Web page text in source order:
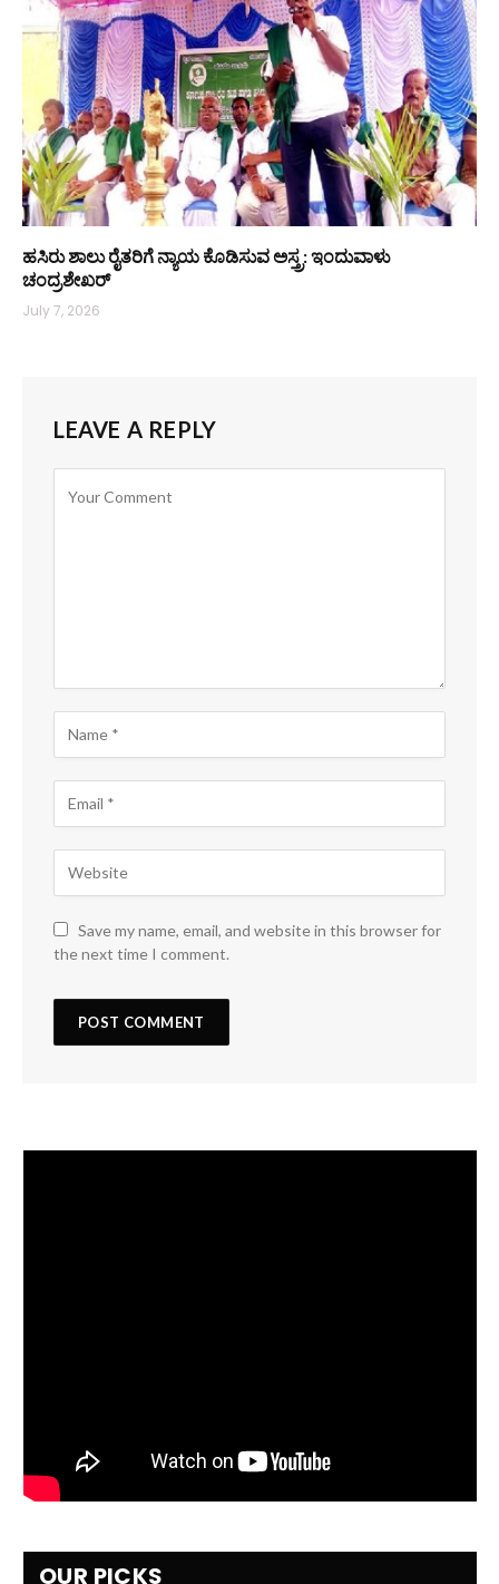
ಹಸಿರು ಶಾಲು ರೈತರಿಗೆ ನ್ಯಾಯ ಕೊಡಿಸುವ ಅಸ್ತ್ರ: ಇಂದುವಾಳು
ಚಂದ್ರಶೇಖರ್
July 7, 2026
LEAVE A REPLY
Save my name, email, and website in this browser for
the next time I comment.
OUR PICKS